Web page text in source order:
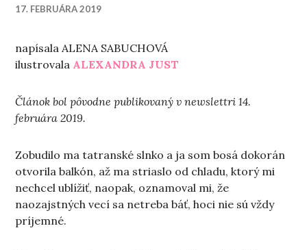
17. FEBRUÁRA 2019
napísala ALENA SABUCHOVÁ
ilustrovala ALEXANDRA JUST
Článok bol pôvodne publikovaný v newslettri 14.
februára 2019.
Zobudilo ma tatranské slnko a ja som bosá dokorán
otvorila balkón, až ma striaslo od chladu, ktorý mi
nechcel ublížiť, naopak, oznamoval mi, že
naozajstných vecí sa netreba báť, hoci nie sú vždy
príjemné.